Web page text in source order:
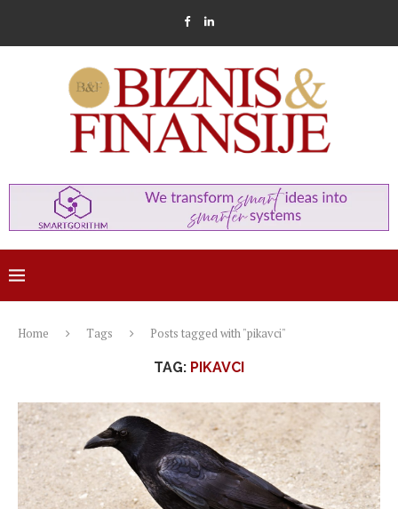
Home Tags Posts tagged with "pikavci"
TAG: PIKAVCI